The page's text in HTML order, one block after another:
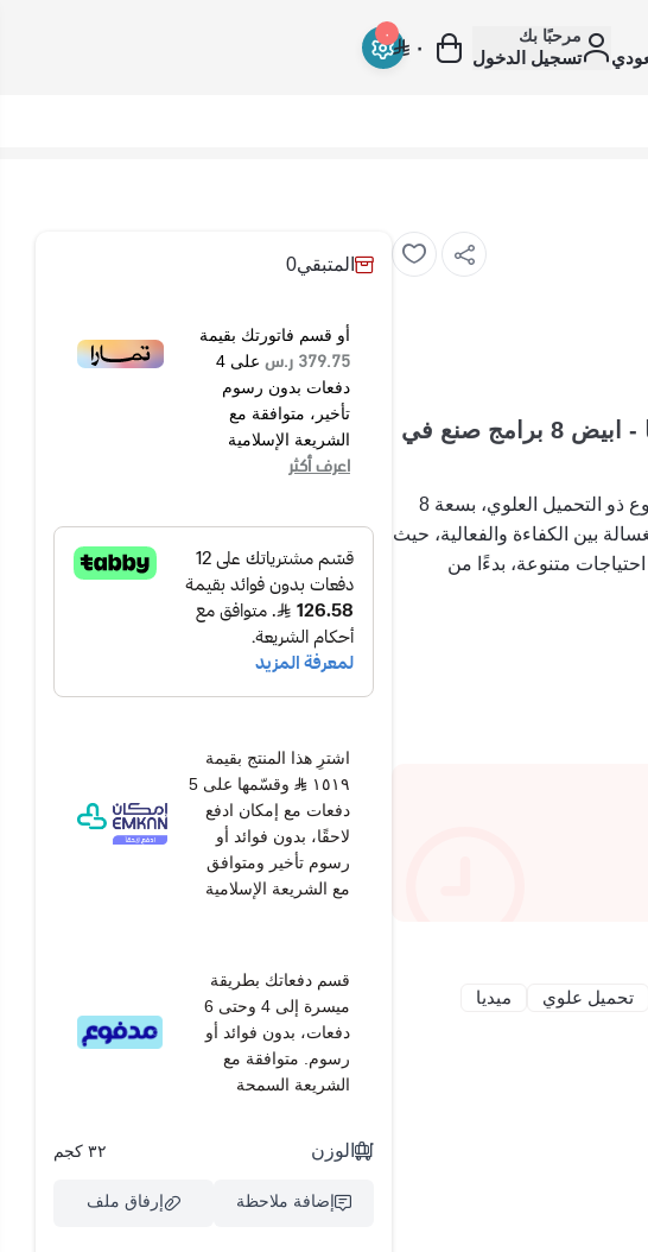
مرحبًا بك
تسجيل الدخول
٠
٠
غسالة ملابس تعبئة علوية 8 كيلو ميديا - ابيض 8 برامج صنع في
غسالة ميديا MAC80N هي غسالة ملابس من النوع ذو التحميل العلوي، بسعة 8
بين الكفاءة والفعالية، حيث
متنوعة، بدءًا من
تصميمها المدمج وسهولة
تحميل علوي
ميديا
المتبقي0
أو قسم فاتورتك بقيمة
379.75 ر.س على 4
دفعات بدون رسوم
تأخير، متوافقة مع
الشريعة الإسلامية
اعرف أكثر
اشترِ هذا المنتج بقيمة
١٥١٩
وقسّمها على 5
دفعات مع إمكان ادفع
لاحقًا، بدون فوائد أو
رسوم تأخير ومتوافق
مع الشريعة الإسلامية
قسم دفعاتك بطريقة
ميسرة إلى 4 وحتى 6
دفعات، بدون فوائد أو
رسوم. متوافقة مع
الشريعة السمحة
الوزن ٣٢ كجم
إضافة ملاحظة إرفاق ملف